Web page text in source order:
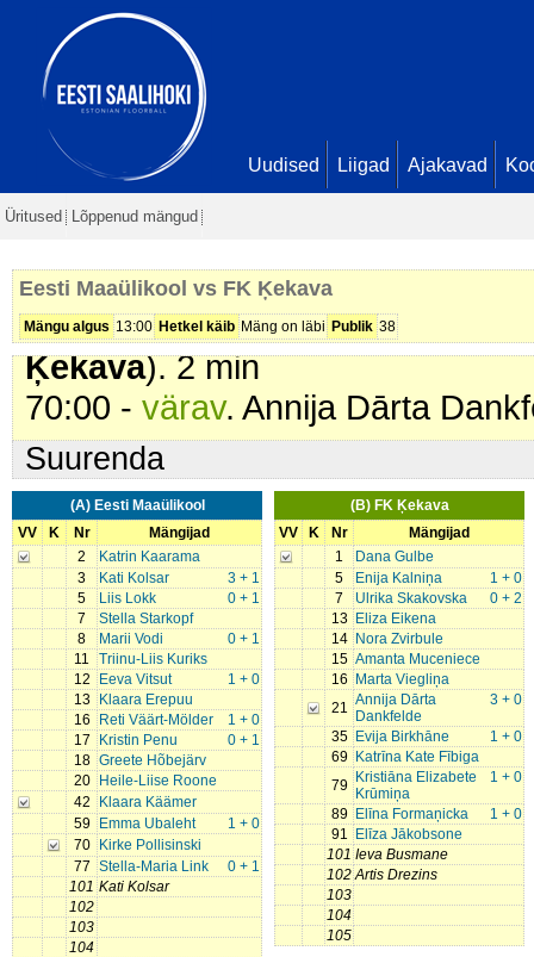
Uudised Liigad Ajakavad
Üritused Lõppenud mängud
Eesti Maaülikool vs FK Ķekava
Mängu algus 13:00 Hetkel käib Mäng on läbi Publik 38
- 5
43:43 -värav
45:05 -värav
48:12 - karistus (201 - Kepilöök).
51:44 -värav. Emma Ubaleht (
56:46 -karistus (201 - Kepilöök)
60:48 -karistus (201 - Kepilöök)
Ķekava). 2 min
70:00 - värav. Annija Dārta
Suurenda
(A) Eesti Maaülikool
VV
K Nr
Mängijad
2
Katrin Kaarama
3
3 + 1
Kati Kolsar
5
0 + 1
Liis Lokk
7
Stella Starkopf
8
0 + 1
Marii Vodi
11
Triinu-Liis Kuriks
12
1 + 0
Eeva Vitsut
13
Klaara Erepuu
16
1 + 0
Reti Väärt-Mölder
17
0 + 1
Kristin Penu
18 Greete Hõbejärv
20
Heile-Liise Roone
42
Klaara Käämer
59
1 + 0
Emma Ubaleht
70
Kirke Pollisinski
77
0 + 1
Stella-Maria Link
101 Kati Kolsar
102
103
104
(B) FK Ķekava
VV
K Nr
Mängijad
1
Dana Gulbe
5
1 + 0
Enija Kalniņa
7
0 + 2
Ulrika Skakovska
13
Eliza Eikena
14
Nora Zvirbule
15 Amanta Muceniece
16
Marta Viegliņa
21
3 + 0
Annija Dārta
Dankfelde
35
1 + 0
Evija Birkhāne
69
Katrīna Kate Fībiga
79
1 + 0
Kristiāna Elizabete
Krūmiņa
89
1 + 0
Elīna Formaņicka
91
Elīza Jākobsone
101 Ieva Busmane
102 Artis Drezins
103
104
105